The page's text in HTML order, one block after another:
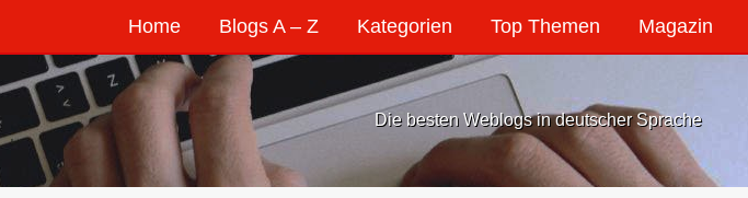
Home Blogs A – Z Kategorien Top Themen Magazin
Die besten Weblogs in deutscher Sprache